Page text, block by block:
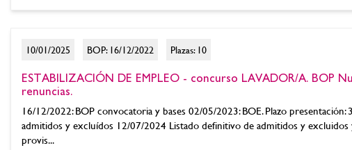
10/01/2025 BOP: 16/12/2022 Plazas: 10
ESTABILIZACIÓN DE EMPLEO - concurso LAVADOR/A. BOP
renuncias.
16/12/2022: BOP convocatoria y bases 02/05/2023: BOE. Plazo
admitidos y excluídos 12/07/2024 Listado definitivo de admitidos y
provis...